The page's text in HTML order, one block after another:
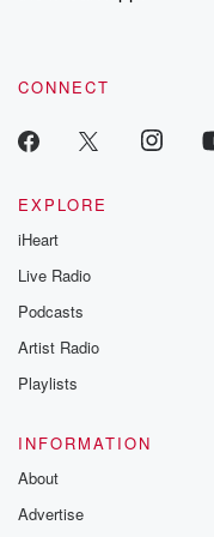
CONNECT
EXPLORE
iHeart
Live Radio
Podcasts
Artist Radio
Playlists
INFORMATION
About
Advertise